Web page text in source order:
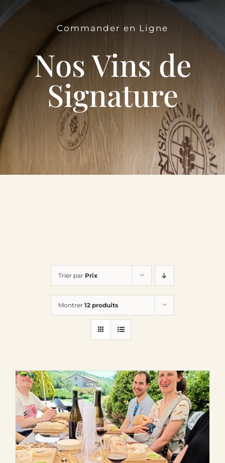
Le Domaine
Œnotourisme
Acheter en ligne
Actualités
Contactez-nous
Commander en Ligne
Nos Vins de
Signature
Trier par Prix
Montrer 12 produits